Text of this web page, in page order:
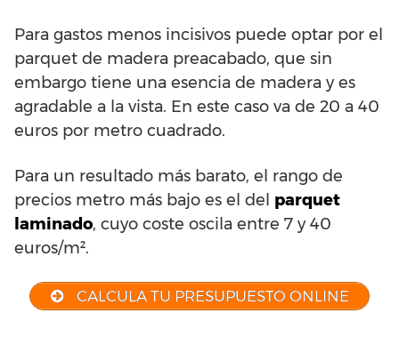
Para gastos menos incisivos puede optar por el
parquet de madera preacabado, que sin
embargo tiene una esencia de madera y es
agradable a la vista. En este caso va de 20 a 40
euros por metro cuadrado.
Para un resultado más barato, el rango de
precios metro más bajo es el del parquet
laminado, cuyo coste oscila entre 7 y 40
euros/m².
CALCULA TU PRESUPUESTO ONLINE